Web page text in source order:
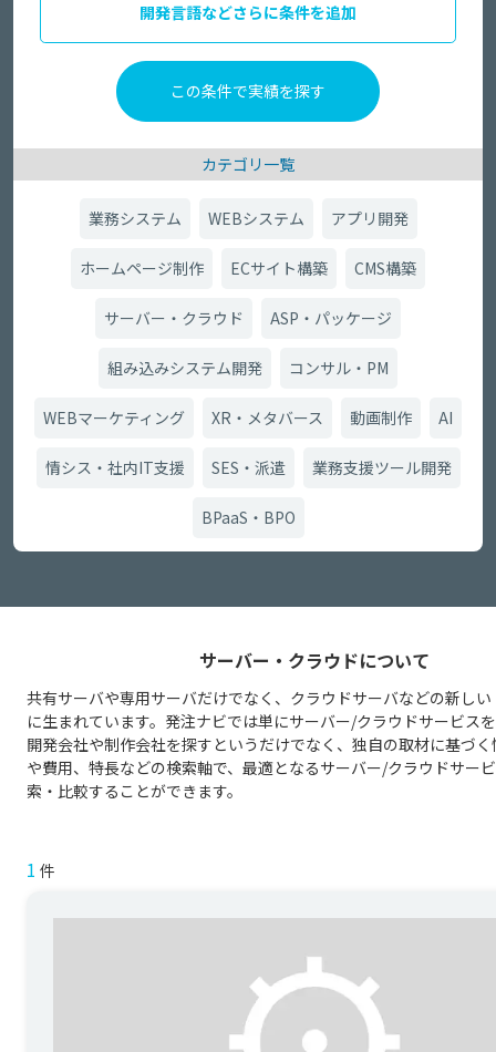
開発言語などさらに条件を追加
カテゴリ一覧
業務システム WEBシステム アプリ開発
ホームページ制作 ECサイト構築 CMS構築
サーバー・クラウド ASP・パッケージ
組み込みシステム開発 コンサル・PM
WEBマーケティング XR・メタバース 動画制作 AI
情シス・社内IT支援 SES・派遣 業務支援ツール開発
BPaaS・BPO
サーバー・クラウドについて
共有サーバや専用サーバだけでなく、クラウドサーバなどの新し
に生まれています。発注ナビでは単にサーバー/クラウドサービス
開発会社や制作会社を探すというだけでなく、独自の取材に基づ
や費用、特長などの検索軸で、最適となるサーバー/クラウドサー
索・比較することができます。
1 件